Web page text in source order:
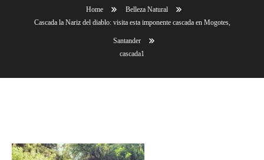
Home
Belleza Natural
Cascada la Nariz del diablo: visita esta imponente cascada en Mogotes,
Santander
cascada1